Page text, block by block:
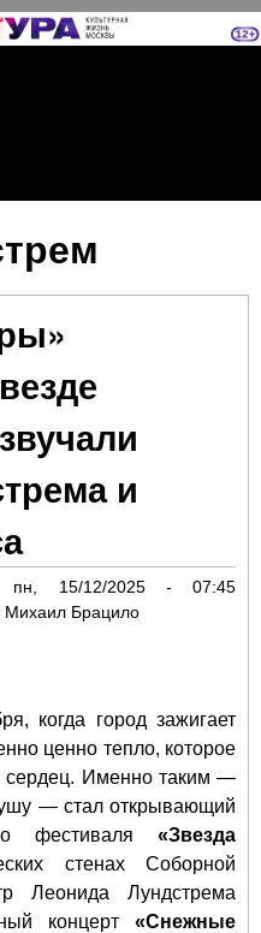
и
пн, 15/12/2025 - 07:45
Михаил Брацило
когда город зажигает
ценно тепло, которое
сердец. Именно таким —
— стал открывающий
фестиваля «Звезда
стенах Соборной
Леонида Лундстрема
концерт «Снежные